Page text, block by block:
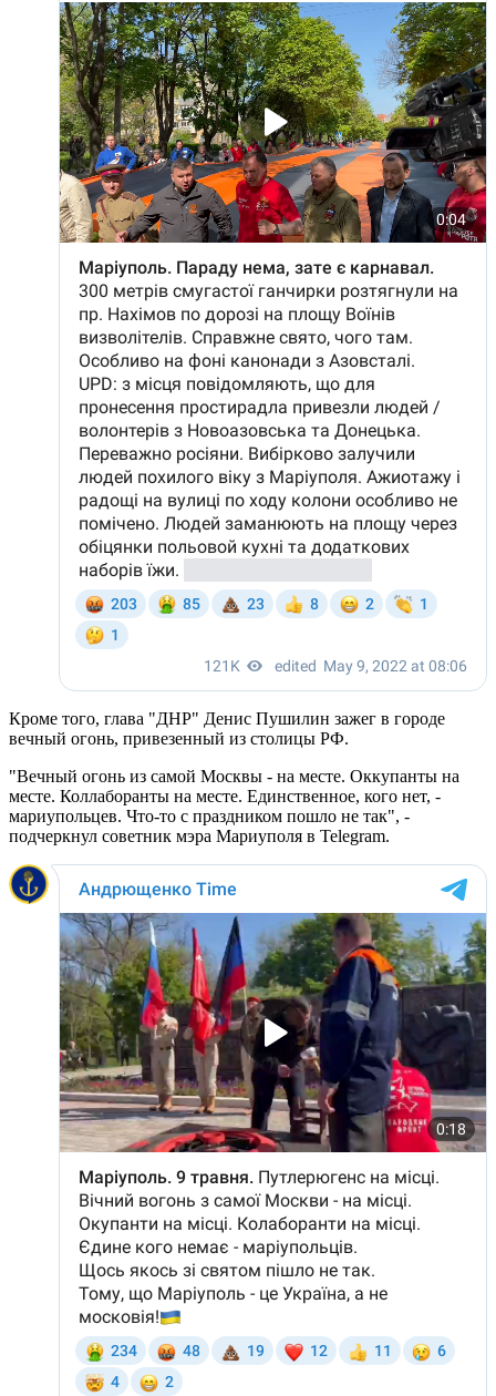
Кроме того, глава "ДНР" Денис Пушилин зажег в городе
вечный огонь, привезенный из столицы РФ.
"Вечный огонь из самой Москвы - на месте. Оккупанты на
месте. Коллаборанты на месте. Единственное, кого нет, -
мариупольцев. Что-то с праздником пошло не так", -
подчеркнул советник мэра Мариуполя в Telegram.